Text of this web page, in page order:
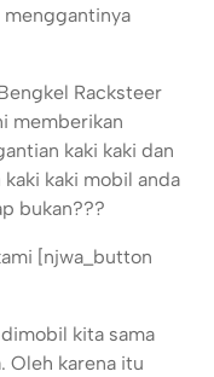
Racksteer
memberikan
kaki kaki dan
kaki mobil anda
bukan???
[njwa_button
kita sama
Oleh karena itu